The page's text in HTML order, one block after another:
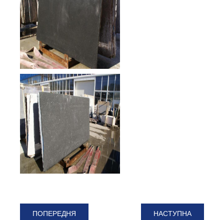
ПОПЕРЕДНЯ НАСТУПНА